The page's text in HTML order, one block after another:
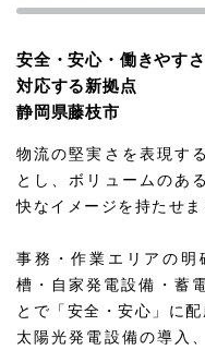
安全・安心・働きやす
対応する新拠点
静岡県藤枝市
物流の堅実さを表現す
とし、ボリュームのあ
快なイメージを持たせま
事務・作業エリアの明
槽・自家発電設備・蓄
とで「安全・安心」に配
太陽光発電設備の導入